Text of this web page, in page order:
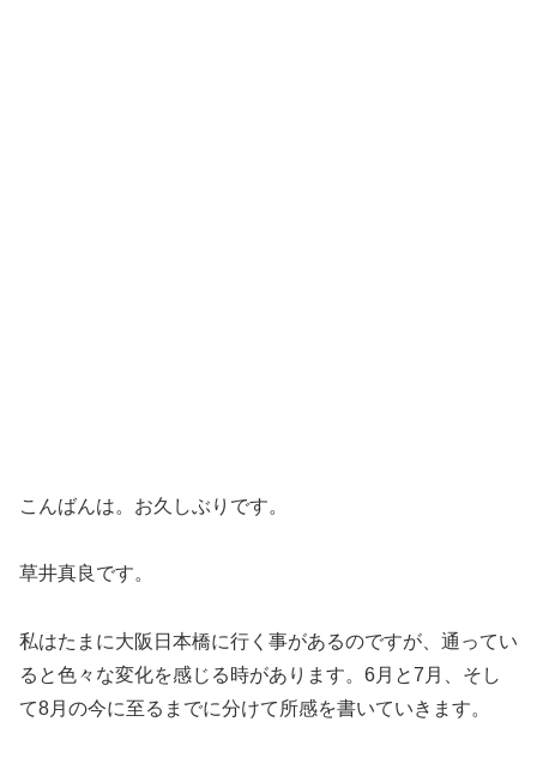
こんばんは。お久しぶりです。
草井真良です。
私はたまに大阪日本橋に行く事があるのですが、通ってい
ると色々な変化を感じる時があります。6月と7月、そし
て8月の今に至るまでに分けて所感を書いていきます。